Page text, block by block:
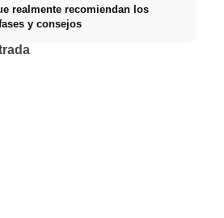
realmente recomiendan los
y consejos